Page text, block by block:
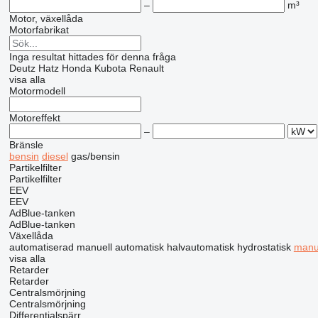
–
m³
Motor, växellåda
Motorfabrikat
Inga resultat hittades för denna fråga
Deutz Hatz Honda Kubota Renault
visa alla
Motormodell
Motoreffekt
–
Bränsle
bensin diesel gas/bensin
Partikelfilter
Partikelfilter
EEV
EEV
AdBlue-tanken
AdBlue-tanken
Växellåda
automatiserad manuell automatisk halvautomatisk hydrostatisk
visa alla
Retarder
Retarder
Centralsmörjning
Centralsmörjning
Differentialspärr